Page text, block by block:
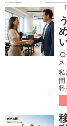
ス
私
間
料